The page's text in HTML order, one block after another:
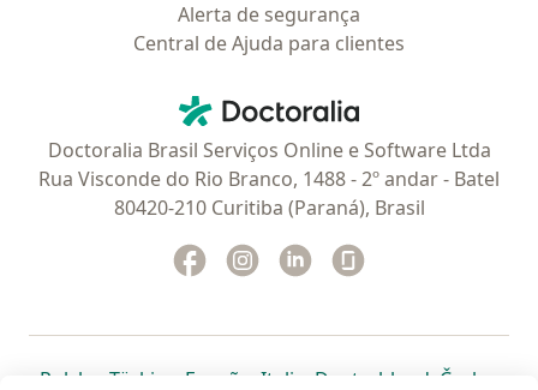
Alerta de segurança
Central de Ajuda para clientes
Doctoralia - Homepage
Doctoralia Brasil Serviços Online e Software Ltda
Rua Visconde do Rio Branco, 1488 - 2º andar - Batel
80420-210 Curitiba (Paraná), Brasil
Facebook
abre num novo separador
Instagram
abre num novo separador
Linkedin
abre num novo
Polska abre num novo separador
Türkiye abre num novo separador
España abre num novo separador
Italia abre num novo
Deutschlandabre num
Česko